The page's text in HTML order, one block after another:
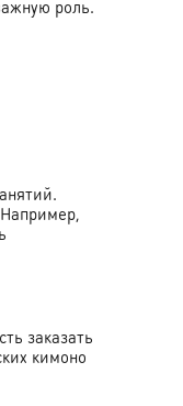
роль.
заказать
кимоно